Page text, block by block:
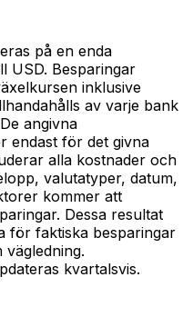
på en enda
USD. Besparingar
inklusive
av varje bank
angivna
endast för det givna
alla kostnader och
valutatyper, datum,
kommer att
Dessa resultat
för faktiska besparingar
kvartalsvis.